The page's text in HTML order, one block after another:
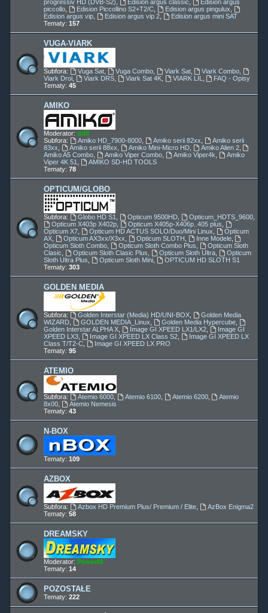
progressiv HD (DVB-S2)
Edision argus classic
Edision argus
piccollo
Edision Piccollino S2+T2/C, Edision argus pingulux
Edision argus vip
Edision argus vip 2,
Edision argus mini SAT
Tematy: 157
VUGA-VIARK
Subfora: Vuga Sat, Vuga Combo, Viark Sat, Viark Combo
Viark Droi
Viark DRS, Viark Sat 4K, VIARK LIL
FAQ - Opisy
Tematy: 45
AMIKO
Moderator: ddll
Subfora:
Amiko HD_7900-8000, Amiko serii 82xx
Amiko serii
83xx
Amiko serii 88xx Amiko Mini-Micro HD, Amiko Alien 2,
Amiko A5 Combo
Amiko Viper Combo, Amiko Viper4k
Amiko
Viper 4K 51
AMIKO SD-HD TOOLS
Tematy: 78
OPTICUM/GLOBO
Subfora: Globo HD S1 Opticum 9500HD, Opticum_HDTS_9600,
Opticum X403p X402p, Opticum X405p-X406p..405 plus
Opticum X7
Opticum HD ACTUS SOLO/Duo/Mini Linux
Opticum
AX
Opticum AX3xx/X3xx Opticum SLOTH Inne Modele,
Opticum Sloth Combo
Opticum Sloth Combo Plus
Opticum Sloth
Clasic
Opticum Sloth Clasic Plus Opticum Sloth Ultra,
Opticum
Sloth Ultra Plus
Opticum Sloth Mini,
OPTICUM HD SLOTH S1
Tematy: 303
GOLDEN MEDIA
Subfora: Golden Interstar (Media) HD/UNI-BOX,
Golden Media
WIZARD
GOLDEN MEDIA_Linux Golden Media Hypercube,
Golden Interstar ALPHA X
Image GI XPEED LX1/LX2,
Image GI
XPEED LX3
Image GI XPEED LX Class S2,
Image GI XPEED LX
Class T/T2-C
Image GI XPEED LX PRO
Tematy: 95
ATEMIO
Subfora: Atemio 6000, Atemio 6100, Atemio 6200,
Atemio
8x00
Atemio Nemesis
Tematy: 43
N-BOX
Tematy: 109
AZBOX
Subfora: Azbox HD Premium Plus/ Premium / Elite,
AzBox Enigma2
Tematy: 58
DREAMSKY
Moderator: PewexM
Tematy: 14
POZOSTAŁE
Tematy: 222